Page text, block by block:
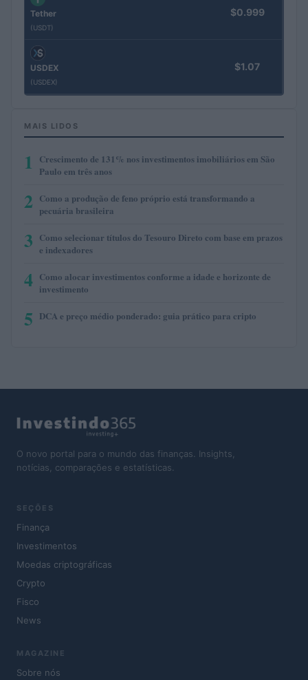
Tether
(USDT)
$0.999
USDEX
(USDEX)
$1.07
MAIS LIDOS
1
Crescimento de 131% nos investimentos imobiliários em São
Paulo em três anos
2 Como a produção de feno próprio está transformando a
pecuária brasileira
3 Como selecionar títulos do Tesouro Direto com base em prazos
e indexadores
4 Como alocar investimentos conforme a idade e horizonte de
investimento
5 DCA e preço médio ponderado: guia prático para cripto
O novo portal para o mundo das finanças. Insights,
notícias, comparações e estatísticas.
SEÇÕES
Finança
Investimentos
Moedas criptográficas
Crypto
Fisco
News
MAGAZINE
Sobre nós